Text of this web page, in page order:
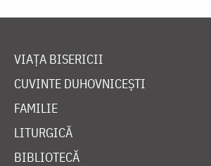
VIAȚA BISERICII
CUVINTE DUHOVNICEȘTI
FAMILIE
LITURGICĂ
BIBLIOTECĂ